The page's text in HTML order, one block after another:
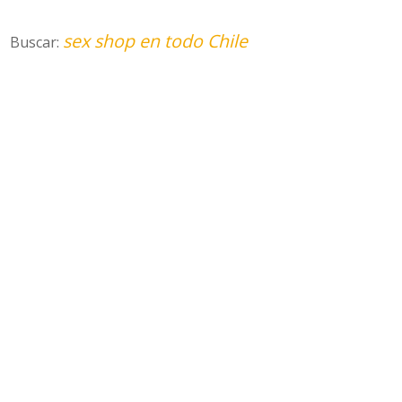
Buscar: sex shop en todo Chile